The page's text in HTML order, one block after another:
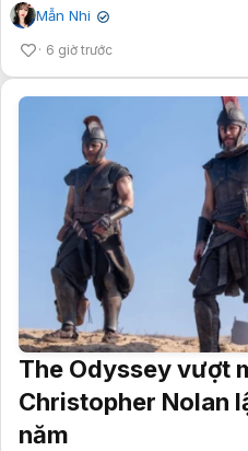
Mẫn Nhi ✔
6 giờ trước
The Odyssey vượt
Christopher Nolan
năm